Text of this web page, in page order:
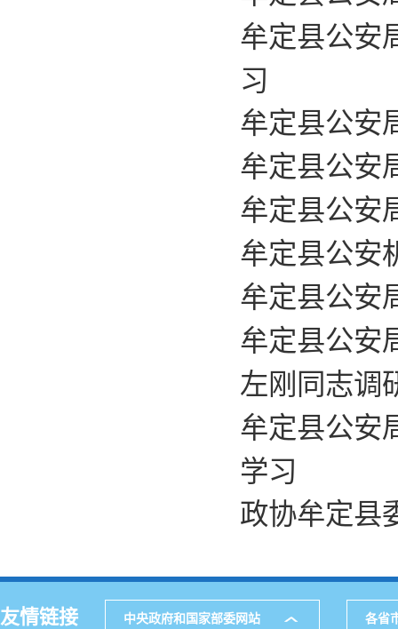
牟定县公安
习
牟定县公安
牟定县公安
牟定县公安
牟定县公安
牟定县公安
牟定县公安
左刚同志调
牟定县公安
学习
政协牟定县
友情链接 中央政府和国家部委网站 各省